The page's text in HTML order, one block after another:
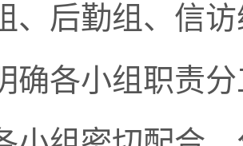
、后勤组、信
确各小组职责